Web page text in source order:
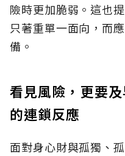
險時更加脆弱。這也
只著重單一面向，而
備。
看見風險，更要
的連鎖反應
面對身心財與孤獨、